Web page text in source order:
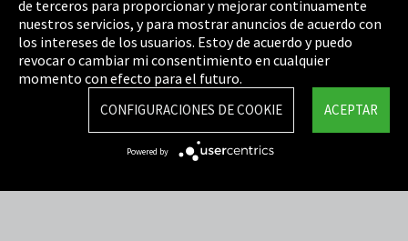
Política de privacidad
Cookie Settings
Términos y Condiciones
Mapa del sitio
Integrity Line
de terceros para proporcionar y mejorar continuamente
nuestros servicios, y para mostrar anuncios de acuerdo con
los intereses de los usuarios. Estoy de acuerdo y puedo
revocar o cambiar mi consentimiento en cualquier
momento con efecto para el futuro.
ACEPTAR
CONFIGURACIONES DE COOKIE
Powered by